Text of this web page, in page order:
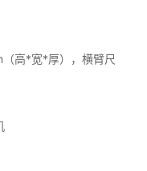
高*宽*厚），横臂尺